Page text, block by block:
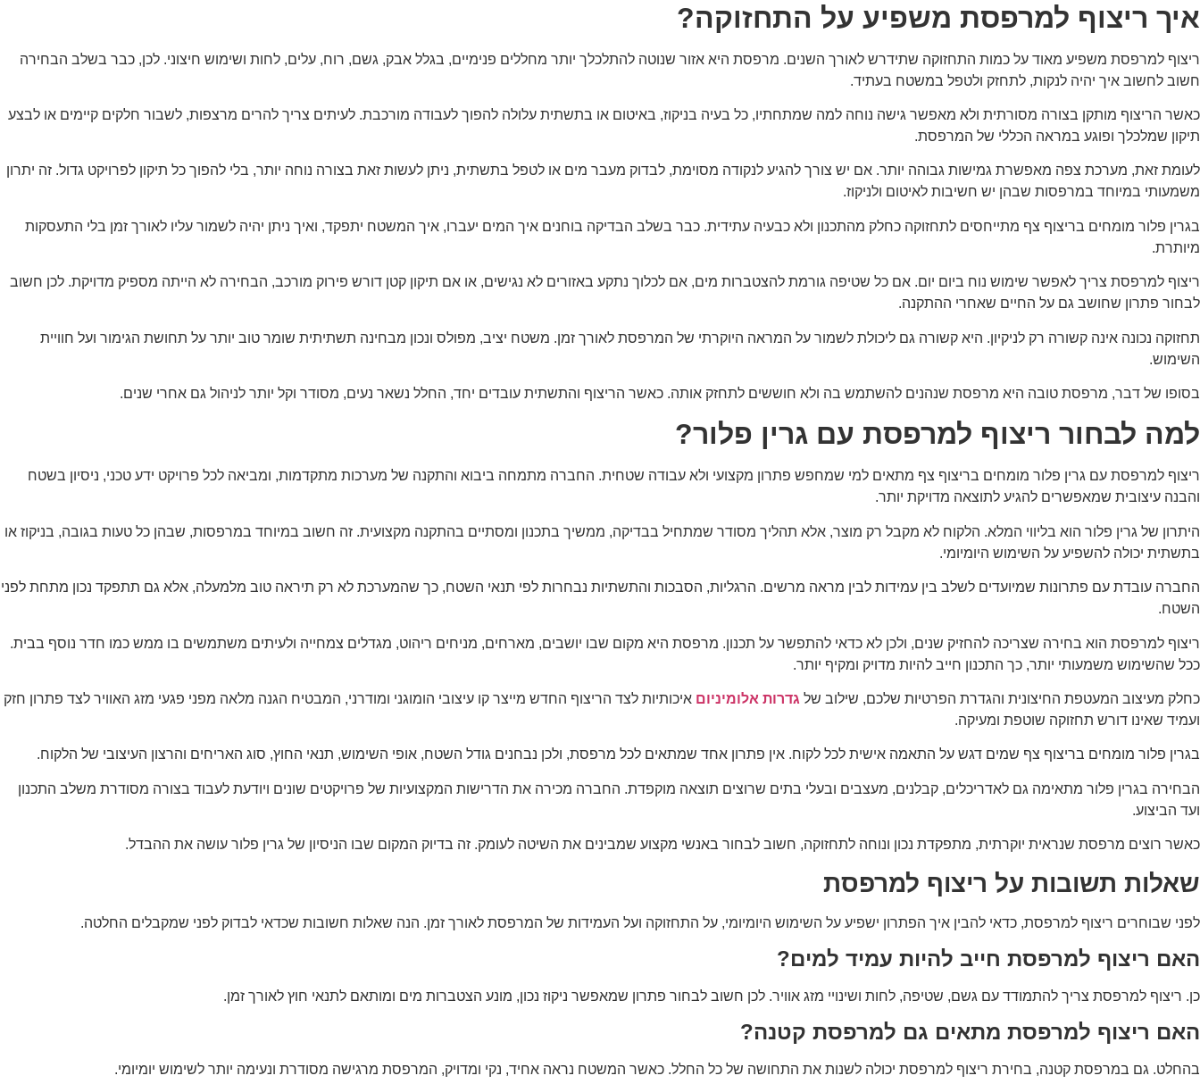
איך ריצוף למרפסת משפיע על התחזוקה?
ריצוף למרפסת משפיע מאוד על כמות התחזוקה שתידרש לאורך השנים. מרפסת היא אזור שנוטה להתלכלך יותר מחללים פנימיים, בגלל אבק, גשם, רוח, עלים, לחות ושימוש חיצוני. לכן, כבר בשלב הבחירה
חשוב לחשוב איך יהיה לנקות, לתחזק ולטפל במשטח בעתיד.
כאשר הריצוף מותקן בצורה מסורתית ולא מאפשר גישה נוחה למה שמתחתיו, כל בעיה בניקוז, באיטום או בתשתית עלולה להפוך לעבודה מורכבת. לעיתים צריך להרים מרצפות, לשבור חלקים קיימים או לבצע
תיקון שמלכלך ופוגע במראה הכללי של המרפסת.
לעומת זאת, מערכת צפה מאפשרת גמישות גבוהה יותר. אם יש צורך להגיע לנקודה מסוימת, לבדוק מעבר מים או לטפל בתשתית, ניתן לעשות זאת בצורה נוחה יותר, בלי להפוך כל תיקון לפרויקט גדול. זה יתרון
משמעותי במיוחד במרפסות שבהן יש חשיבות לאיטום ולניקוז.
בגרין פלור מומחים בריצוף צף מתייחסים לתחזוקה כחלק מהתכנון ולא כבעיה עתידית. כבר בשלב הבדיקה בוחנים איך המים יעברו, איך המשטח יתפקד, ואיך ניתן יהיה לשמור עליו לאורך זמן בלי התעסקות
מיותרת.
ריצוף למרפסת צריך לאפשר שימוש נוח ביום יום. אם כל שטיפה גורמת להצטברות מים, אם לכלוך נתקע באזורים לא נגישים, או אם תיקון קטן דורש פירוק מורכב, הבחירה לא הייתה מספיק מדויקת. לכן חשוב
לבחור פתרון שחושב גם על החיים שאחרי ההתקנה.
תחזוקה נכונה אינה קשורה רק לניקיון. היא קשורה גם ליכולת לשמור על המראה היוקרתי של המרפסת לאורך זמן. משטח יציב, מפולס ונכון מבחינה תשתיתית שומר טוב יותר על תחושת הגימור ועל חוויית
השימוש.
בסופו של דבר, מרפסת טובה היא מרפסת שנהנים להשתמש בה ולא חוששים לתחזק אותה. כאשר הריצוף והתשתית עובדים יחד, החלל נשאר נעים, מסודר וקל יותר לניהול גם אחרי שנים.
למה לבחור ריצוף למרפסת עם גרין פלור?
ריצוף למרפסת עם גרין פלור מומחים בריצוף צף מתאים למי שמחפש פתרון מקצועי ולא עבודה שטחית. החברה מתמחה ביבוא והתקנה של מערכות מתקדמות, ומביאה לכל פרויקט ידע טכני, ניסיון בשטח
והבנה עיצובית שמאפשרים להגיע לתוצאה מדויקת יותר.
היתרון של גרין פלור הוא בליווי המלא. הלקוח לא מקבל רק מוצר, אלא תהליך מסודר שמתחיל בבדיקה, ממשיך בתכנון ומסתיים בהתקנה מקצועית. זה חשוב במיוחד במרפסות, שבהן כל טעות בגובה, בניקוז או
בתשתית יכולה להשפיע על השימוש היומיומי.
החברה עובדת עם פתרונות שמיועדים לשלב בין עמידות לבין מראה מרשים. הרגליות, הסבכות והתשתיות נבחרות לפי תנאי השטח, כך שהמערכת לא רק תיראה טוב מלמעלה, אלא גם תתפקד נכון מתחת לפני
השטח.
ריצוף למרפסת הוא בחירה שצריכה להחזיק שנים, ולכן לא כדאי להתפשר על תכנון. מרפסת היא מקום שבו יושבים, מארחים, מניחים ריהוט, מגדלים צמחייה ולעיתים משתמשים בו ממש כמו חדר נוסף בבית.
ככל שהשימוש משמעותי יותר, כך התכנון חייב להיות מדויק ומקיף יותר.
כחלק מעיצוב המעטפת החיצונית והגדרת הפרטיות שלכם, שילוב של גדרות אלומיניום איכותיות לצד הריצוף החדש מייצר קו עיצובי הומוגני ומודרני, המבטיח הגנה מלאה מפני פגעי מזג האוויר לצד פתרון חזק
ועמיד שאינו דורש תחזוקה שוטפת ומעיקה.
בגרין פלור מומחים בריצוף צף שמים דגש על התאמה אישית לכל לקוח. אין פתרון אחד שמתאים לכל מרפסת, ולכן נבחנים גודל השטח, אופי השימוש, תנאי החוץ, סוג האריחים והרצון העיצובי של הלקוח.
הבחירה בגרין פלור מתאימה גם לאדריכלים, קבלנים, מעצבים ובעלי בתים שרוצים תוצאה מוקפדת. החברה מכירה את הדרישות המקצועיות של פרויקטים שונים ויודעת לעבוד בצורה מסודרת משלב התכנון
ועד הביצוע.
כאשר רוצים מרפסת שנראית יוקרתית, מתפקדת נכון ונוחה לתחזוקה, חשוב לבחור באנשי מקצוע שמבינים את השיטה לעומק. זה בדיוק המקום שבו הניסיון של גרין פלור עושה את ההבדל.
שאלות תשובות על ריצוף למרפסת
לפני שבוחרים ריצוף למרפסת, כדאי להבין איך הפתרון ישפיע על השימוש היומיומי, על התחזוקה ועל העמידות של המרפסת לאורך זמן. הנה שאלות חשובות שכדאי לבדוק לפני שמקבלים החלטה.
האם ריצוף למרפסת חייב להיות עמיד למים?
כן. ריצוף למרפסת צריך להתמודד עם גשם, שטיפה, לחות ושינויי מזג אוויר. לכן חשוב לבחור פתרון שמאפשר ניקוז נכון, מונע הצטברות מים ומותאם לתנאי חוץ לאורך זמן.
האם ריצוף למרפסת מתאים גם למרפסת קטנה?
בהחלט. גם במרפסת קטנה, בחירת ריצוף למרפסת יכולה לשנות את התחושה של כל החלל. כאשר המשטח נראה אחיד, נקי ומדויק, המרפסת מרגישה מסודרת ונעימה יותר לשימוש יומיומי.